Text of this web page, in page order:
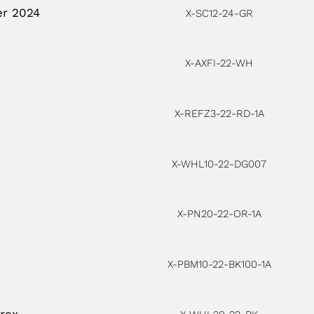
2024 X-SC12-24-GR
X-AXFI-22-WH
X-REFZ3-22-RD-1A
X-WHL10-22-DG007
X-PN20-22-OR-1A
X-PBM10-22-BK100-1A